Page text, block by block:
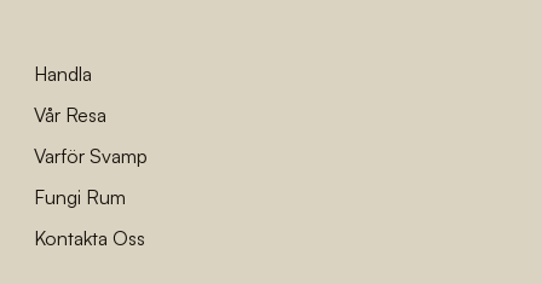
Cordyceps
Handla
Vår Resa
Varför Svamp
Fungi Rum
Kontakta Oss